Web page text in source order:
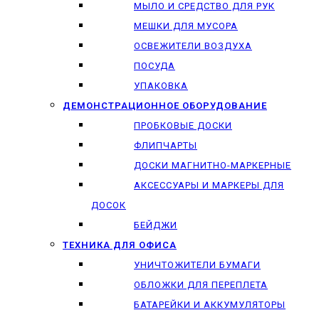
МЫЛО И СРЕДСТВО ДЛЯ РУК
МЕШКИ ДЛЯ МУСОРА
ОСВЕЖИТЕЛИ ВОЗДУХА
ПОСУДА
УПАКОВКА
ДЕМОНСТРАЦИОННОЕ ОБОРУДОВАНИЕ
ПРОБКОВЫЕ ДОСКИ
ФЛИПЧАРТЫ
ДОСКИ МАГНИТНО-МАРКЕРНЫЕ
АКСЕССУАРЫ И МАРКЕРЫ ДЛЯ
ДОСОК
БЕЙДЖИ
ТЕХНИКА ДЛЯ ОФИСА
УНИЧТОЖИТЕЛИ БУМАГИ
ОБЛОЖКИ ДЛЯ ПЕРЕПЛЕТА
БАТАРЕЙКИ И АККУМУЛЯТОРЫ